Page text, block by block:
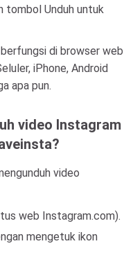
tombol Unduh untuk
di browser web
iPhone, Android
apa pun.
video Instagram
video
web Instagram.com).
mengetuk ikon